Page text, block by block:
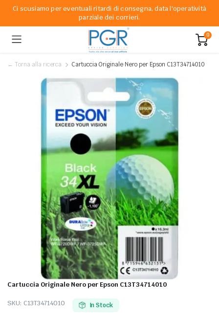
Ci scusiamo per eventuali ritardi di consegna, data l'operatività
parziale dei corrieri.
0
← Torna alla ricerca Cartuccia Originale Nero per Epson C13T34714010
Cartuccia Originale Nero per Epson C13T34714010
SKU: C13T34714010 In Stock